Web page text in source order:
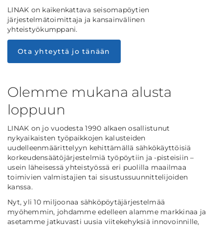
LINAK on kaikenkattava seisomapöytien
järjestelmätoimittaja ja kansainvälinen
yhteistyökumppani.
Ota yhteyttä jo tänään
Olemme mukana alusta
loppuun
LINAK on jo vuodesta 1990 alkaen osallistunut
nykyaikaisten työpaikkojen kalusteiden
uudelleenmäärittelyyn kehittämällä sähkökäyttöisiä
korkeudensäätöjärjestelmiä työpöytiin ja -pisteisiin –
usein läheisessä yhteistyössä eri puolilla maailmaa
toimivien valmistajien tai sisustussuunnittelijoiden
kanssa.
Nyt, yli 10 miljoonaa sähköpöytäjärjestelmää
myöhemmin, johdamme edelleen alamme markkinaa ja
asetamme jatkuvasti uusia viitekehyksiä innovoinnille,